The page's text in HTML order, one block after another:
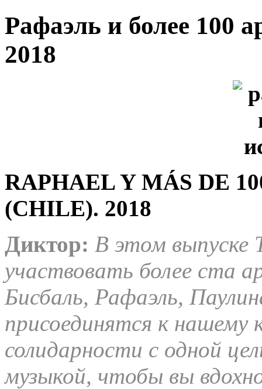
Рафаэль и более 100
2018
RAPHAEL Y MÁS DE
(CHILE). 2018
Диктор: В этом выпуске
участвовать более ста
Бисбаль, Рафаэль,
присоединятся к нашему
солидарности с одной
музыкой, чтобы вы